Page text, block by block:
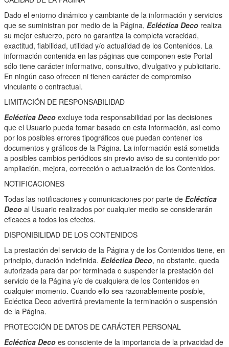
Dado el entorno dinámico y cambiante de la información y servicios
que se suministran por medio de la Página, Ecléctica Deco realiza
su mejor esfuerzo, pero no garantiza la completa veracidad,
exactitud, fiabilidad, utilidad y/o actualidad de los Contenidos. La
información contenida en las páginas que componen este Portal
sólo tiene carácter informativo, consultivo, divulgativo y publicitario.
En ningún caso ofrecen ni tienen carácter de compromiso
vinculante o contractual.
LIMITACIÓN DE RESPONSABILIDAD
Ecléctica Deco excluye toda responsabilidad por las decisiones
que el Usuario pueda tomar basado en esta información, así como
por los posibles errores tipográficos que puedan contener los
documentos y gráficos de la Página. La información está sometida
a posibles cambios periódicos sin previo aviso de su contenido por
ampliación, mejora, corrección o actualización de los Contenidos.
NOTIFICACIONES
Todas las notificaciones y comunicaciones por parte de Ecléctica
Deco al Usuario realizados por cualquier medio se considerarán
eficaces a todos los efectos.
DISPONIBILIDAD DE LOS CONTENIDOS
La prestación del servicio de la Página y de los Contenidos tiene, en
principio, duración indefinida. Ecléctica Deco, no obstante, queda
autorizada para dar por terminada o suspender la prestación del
servicio de la Página y/o de cualquiera de los Contenidos en
cualquier momento. Cuando ello sea razonablemente posible,
Ecléctica Deco advertirá previamente la terminación o suspensión
de la Página.
PROTECCIÓN DE DATOS DE CARÁCTER PERSONAL
Ecléctica Deco es consciente de la importancia de la privacidad de